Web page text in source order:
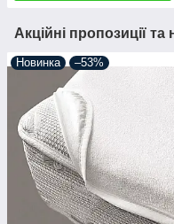
Акційні пропозиції та
Новинка –53%